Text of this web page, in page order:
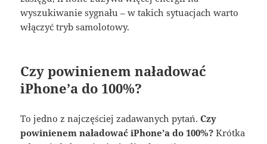
wyszukiwanie sygnału – w takich sytuacjach warto
włączyć tryb samolotowy.
Czy powinienem naładować
iPhone’a do 100%?
To jedno z najczęściej zadawanych pytań.Czy
powinienem naładować iPhone’a do 100%? Krótka